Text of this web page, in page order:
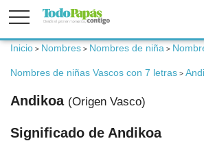
Embarazo
Inicio > Nombres > Nombres de niña >
Nombres de niñas Vascos con 7 letras >
Andikoa (Origen Vasco)
Significado de Andikoa